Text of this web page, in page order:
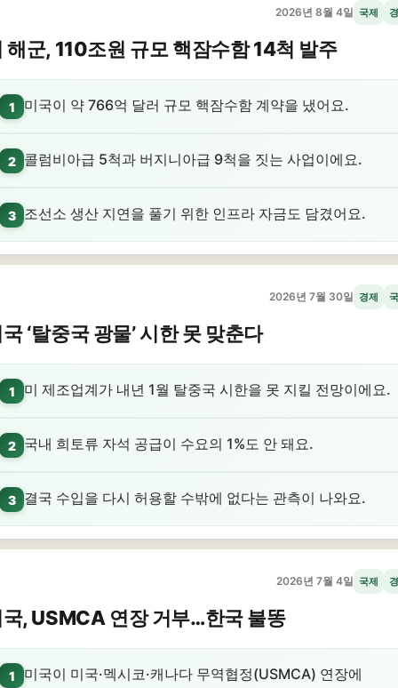
2026년 8월 4일 국제
해군, 110조원 규모 핵잠수함 14척 발주
1 미국이 약 766억 달러 규모 핵잠수함 계약을 냈어요.
2 콜럼비아급 5척과 버지니아급 9척을 짓는 사업이에요.
3 조선소 생산 지연을 풀기 위한 인프라 자금도 담겼어요.
2026년 7월 30일 경제
‘탈중국 광물’ 시한 못 맞춘다
1 미 제조업계가 내년 1월 탈중국 시한을 못 지킬 전망이에요.
2 국내 희토류 자석 공급이 수요의 1%도 안 돼요.
3 결국 수입을 다시 허용할 수밖에 없다는 관측이 나와요.
2026년 7월 4일 국제
, USMCA 연장 거부…한국 불똥
1
미국이 미국·멕시코·캐나다 무역협정(USMCA) 연장에